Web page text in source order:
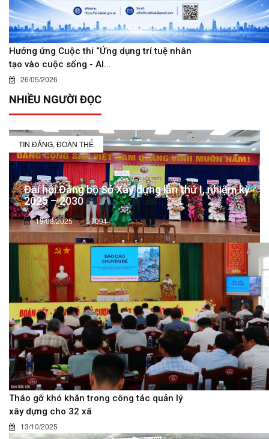
Hưởng ứng Cuộc thi “Ứng dụng trí tuệ nhân
tạo vào cuộc sống - AI...
26/05/2026
NHIỀU NGƯỜI ĐỌC
TIN ĐẢNG, ĐOÀN THỂ
Đại hội Đảng bộ Sở Xây dựng lần thứ I, nhiệm kỳ
2025 – 2030
19/08/2025 7091
Tháo gỡ khó khăn trong công tác quản lý
xây dựng cho 32 xã
13/10/2025